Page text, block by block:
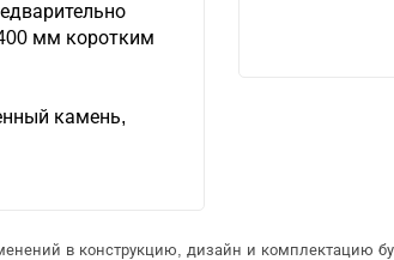
мм коротким
камень,
в конструкцию, дизайн и комплектацию